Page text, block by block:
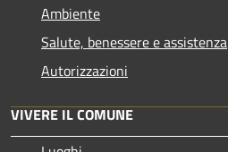
Ambiente
Salute, benessere e assistenza
Autorizzazioni
VIVERE IL COMUNE